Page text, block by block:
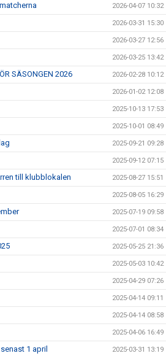
2026-04-07 10:32
2026-03-31 15:30
2026-03-27 12:56
2026-03-25 13:42
SÄSONGEN 2026 2026-02-28 10:12
2026-01-02 12:08
2025-10-13 17:53
2025-10-01 08:49
2025-09-21 09:28
2025-09-12 07:15
till klubblokalen 2025-08-27 15:51
2025-08-05 16:29
2025-07-19 09:58
2025-07-01 08:34
2025-05-25 21:36
2025-05-03 10:42
2025-04-29 07:26
2025-04-14 09:11
2025-04-14 08:58
2025-04-06 16:49
1 april 2025-03-31 13:19